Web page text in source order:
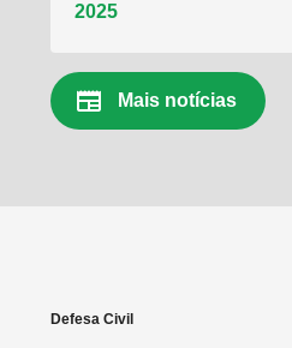
2025
newspaper Mais notícias
Defesa Civil